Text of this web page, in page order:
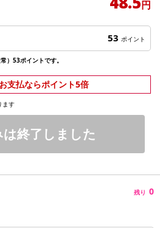
円
53 ポイント
）53ポイントです。
支払ならポイント5倍
ます
終了しました
残り 0